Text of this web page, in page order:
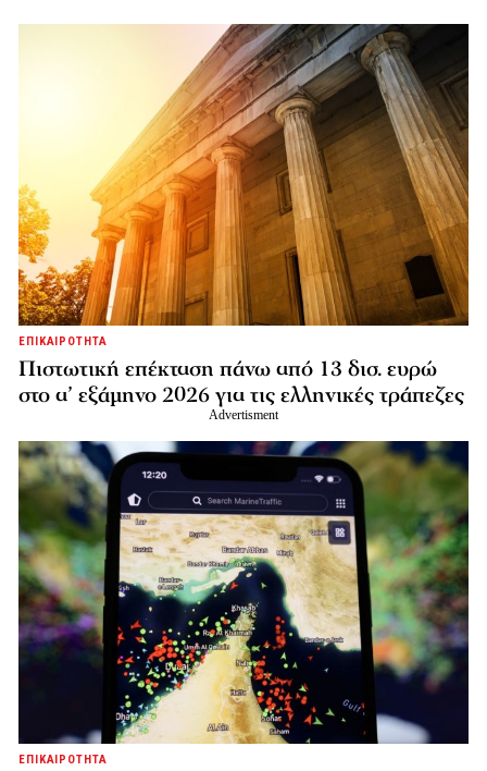
ΕΠΙΚΑΙΡΟΤΗΤΑ
Πιστωτική επέκταση πάνω από 13 δισ. ευρώ
στο α’ εξάμηνο 2026 για τις ελληνικές τράπεζες
ΕΠΙΚΑΙΡΟΤΗΤΑ